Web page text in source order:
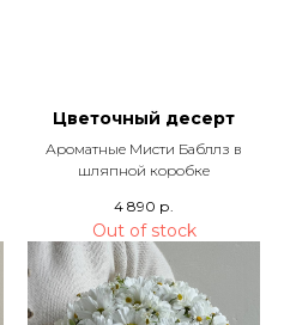
Цветочный десерт
Ароматные Мисти Бабллз в
шляпной коробке
4 890 р.
Out of stock